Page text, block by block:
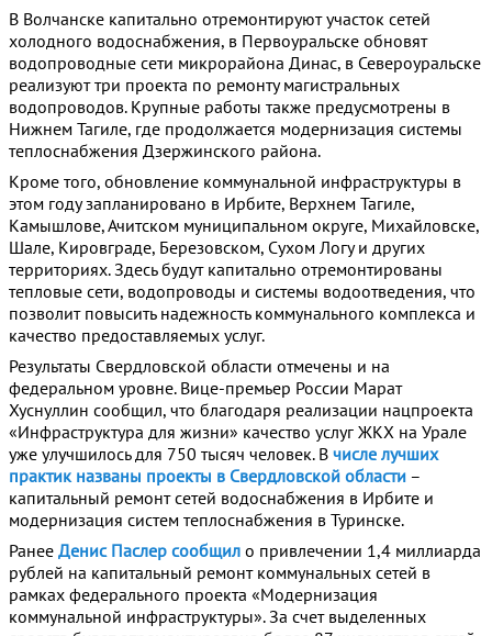
В Волчанске капитально отремонтируют участок сетей
холодного водоснабжения, в Первоуральске обновят
водопроводные сети микрорайона Динас, в Североуральске
реализуют три проекта по ремонту магистральных
водопроводов. Крупные работы также предусмотрены в
Нижнем Тагиле, где продолжается модернизация системы
теплоснабжения Дзержинского района.
Кроме того, обновление коммунальной инфраструктуры в
этом году запланировано в Ирбите, Верхнем Тагиле,
Камышлове, Ачитском муниципальном округе, Михайловске,
Шале, Кировграде, Березовском, Сухом Логу и других
территориях. Здесь будут капитально отремонтированы
тепловые сети, водопроводы и системы водоотведения, что
позволит повысить надежность коммунального комплекса и
качество предоставляемых услуг.
Результаты Свердловской области отмечены и на
федеральном уровне. Вице-премьер России Марат
Хуснуллин сообщил, что благодаря реализации нацпроекта
«Инфраструктура для жизни» качество услуг ЖКХ на Урале
уже улучшилось для 750 тысяч человек. В числе лучших
практик названы проекты в Свердловской области –
капитальный ремонт сетей водоснабжения в Ирбите и
модернизация систем теплоснабжения в Туринске.
Ранее Денис Паслер сообщил о привлечении 1,4 миллиарда
рублей на капитальный ремонт коммунальных сетей в
рамках федерального проекта «Модернизация
коммунальной инфраструктуры». За счет выделенных